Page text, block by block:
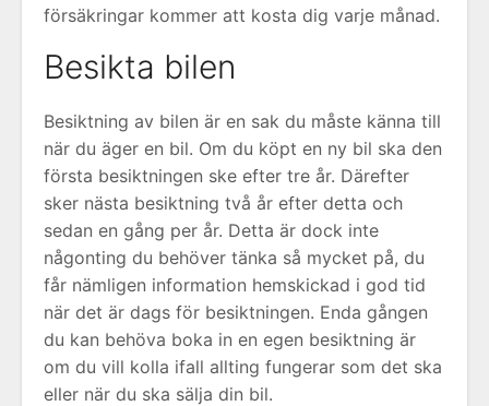
försäkringar kommer att kosta dig varje månad.
Besikta bilen
Besiktning av bilen är en sak du måste känna till
när du äger en bil. Om du köpt en ny bil ska den
första besiktningen ske efter tre år. Därefter
sker nästa besiktning två år efter detta och
sedan en gång per år. Detta är dock inte
någonting du behöver tänka så mycket på, du
får nämligen information hemskickad i god tid
när det är dags för besiktningen. Enda gången
du kan behöva boka in en egen besiktning är
om du vill kolla ifall allting fungerar som det ska
eller när du ska sälja din bil.